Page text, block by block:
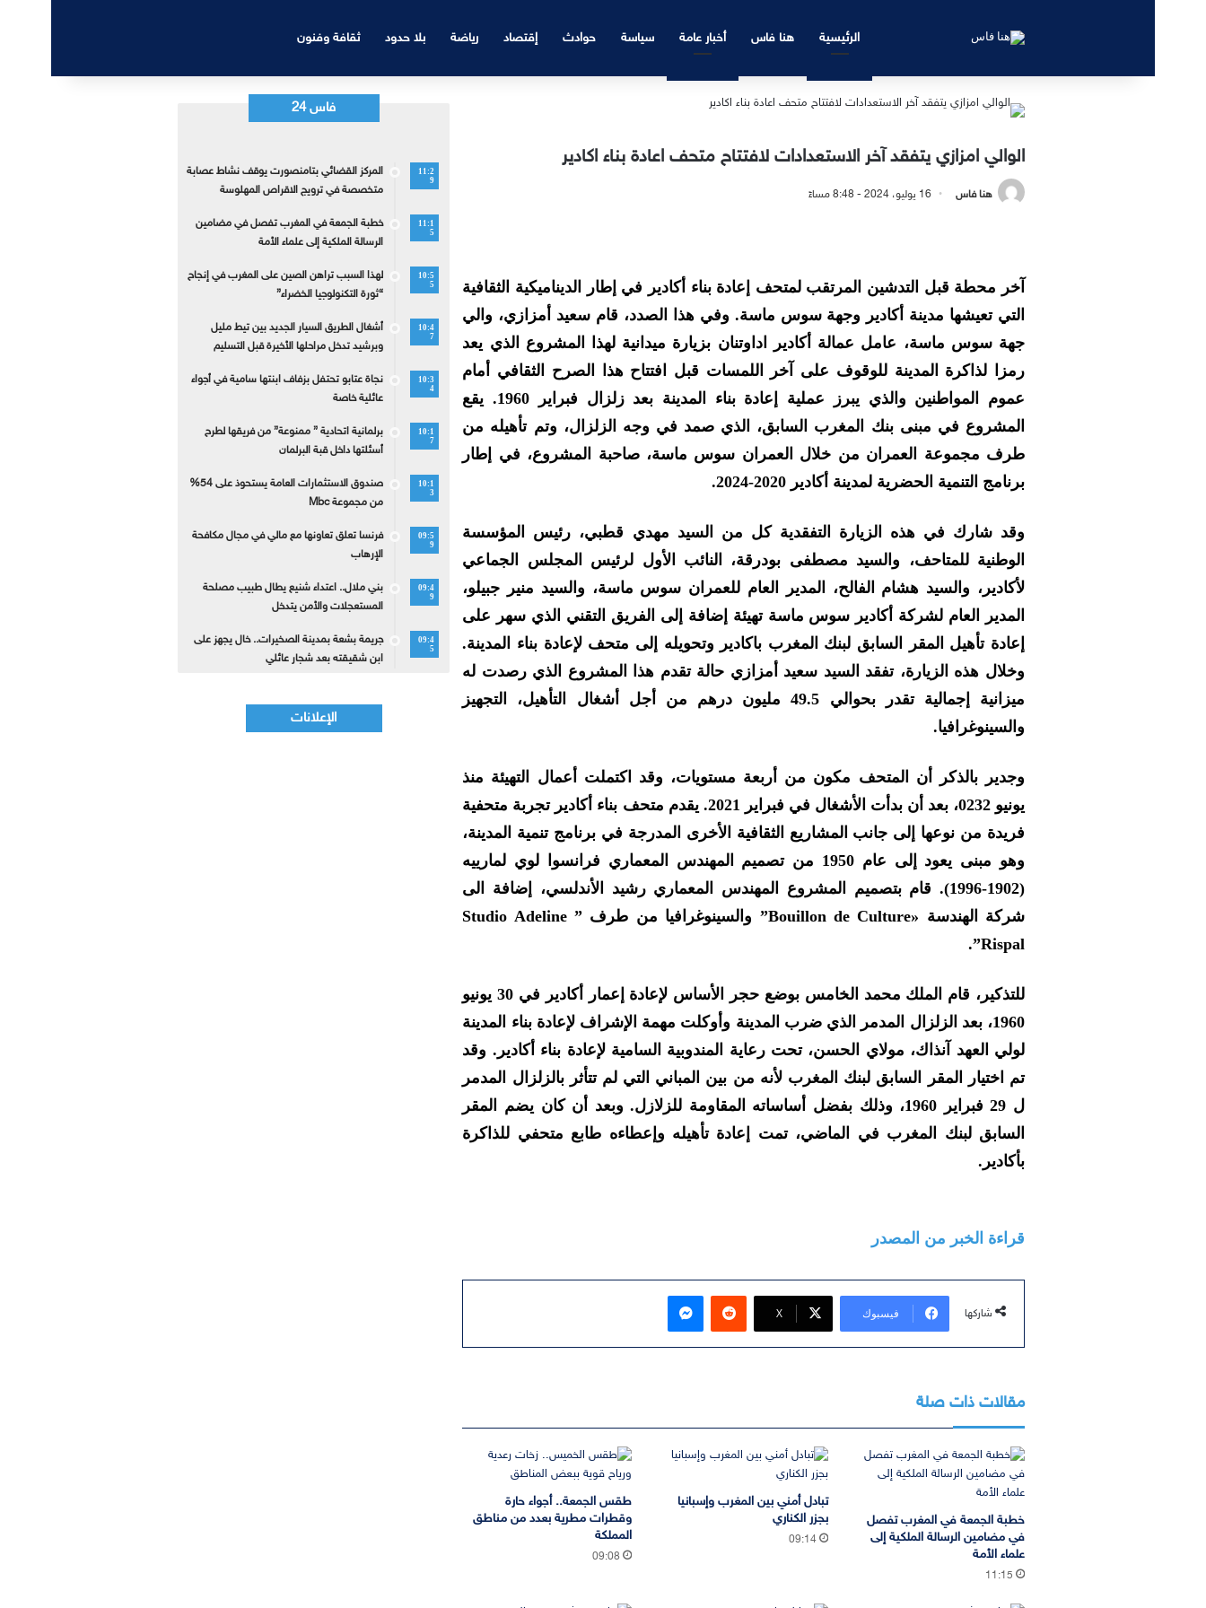
الرئيسية هنا فاس أخبار عامة سياسة حوادث إقتصاد رياضة بلا حدود ثقافة وفنون
الوالي امزازي يتفقد آخر الاستعدادات لافتتاح متحف اعادة بناء اكادير
هنا فاس 16 يوليو، 2024 - 8:48 مساءً
آخر محطة قبل التدشين المرتقب لمتحف إعادة بناء أكادير في إطار الديناميكية الثقافية
التي تعيشها مدينة أكادير وجهة سوس ماسة. وفي هذا الصدد، قام سعيد أمزازي، والي
جهة سوس ماسة، عامل عمالة أكادير اداوتنان بزيارة ميدانية لهذا المشروع الذي يعد
رمزا لذاكرة المدينة للوقوف على آخر اللمسات قبل افتتاح هذا الصرح الثقافي أمام
عموم المواطنين والذي يبرز عملية إعادة بناء المدينة بعد زلزال فبراير 1960. يقع
المشروع في مبنى بنك المغرب السابق، الذي صمد في وجه الزلزال، وتم تأهيله من
طرف مجموعة العمران من خلال العمران سوس ماسة، صاحبة المشروع، في إطار
برنامج التنمية الحضرية لمدينة أكادير 2020-2024.
وقد شارك في هذه الزيارة التفقدية كل من السيد مهدي قطبي، رئيس المؤسسة
الوطنية للمتاحف، والسيد مصطفى بودرقة، النائب الأول لرئيس المجلس الجماعي
لأكادير، والسيد هشام الفالح، المدير العام للعمران سوس ماسة، والسيد منير جبيلو،
المدير العام لشركة أكادير سوس ماسة تهيئة إضافة إلى الفريق التقني الذي سهر على
إعادة تأهيل المقر السابق لبنك المغرب باكادير وتحويله إلى متحف لإعادة بناء المدينة.
وخلال هذه الزيارة، تفقد السيد سعيد أمزازي حالة تقدم هذا المشروع الذي رصدت له
ميزانية إجمالية تقدر بحوالي 49.5 مليون درهم من أجل أشغال التأهيل، التجهيز
والسينوغرافيا.
وجدير بالذكر أن المتحف مكون من أربعة مستويات، وقد اكتملت أعمال التهيئة منذ
يونيو 0232، بعد أن بدأت الأشغال في فبراير 2021. يقدم متحف بناء أكادير تجربة متحفية
فريدة من نوعها إلى جانب المشاريع الثقافية الأخرى المدرجة في برنامج تنمية المدينة،
وهو مبنى يعود إلى عام 1950 من تصميم المهندس المعماري فرانسوا لوي لمارييه
(1902-1996). قام بتصميم المشروع المهندس المعماري رشيد الأندلسي، إضافة الى
شركة الهندسة «Bouillon de Culture” والسينوغرافيا من طرف ” Studio Adeline
Rispal”.
للتذكير، قام الملك محمد الخامس بوضع حجر الأساس لإعادة إعمار أكادير في 30 يونيو
1960، بعد الزلزال المدمر الذي ضرب المدينة وأوكلت مهمة الإشراف لإعادة بناء المدينة
لولي العهد آنذاك، مولاي الحسن، تحت رعاية المندوبية السامية لإعادة بناء أكادير. وقد
تم اختيار المقر السابق لبنك المغرب لأنه من بين المباني التي لم تتأثر بالزلزال المدمر
ل 29 فبراير 1960، وذلك بفضل أساساته المقاومة للزلازل. وبعد أن كان يضم المقر
السابق لبنك المغرب في الماضي، تمت إعادة تأهيله وإعطاءه طابع متحفي للذاكرة
بأكادير.
قراءة الخبر من المصدر
شاركها فيسبوك ‫X
ماسنجر
مقالات ذات صلة
خطبة الجمعة في المغرب تفصل
في مضامين الرسالة الملكية إلى
علماء الأمة
11:15
تبادل أمني بين المغرب وإسبانيا
بجزر الكناري
09:14
طقس الجمعة.. أجواء حارة
وقطرات مطرية بعدد من مناطق
المملكة
09:08
فاس 24
11:2
9
المركز القضائي بتامنصورت يوقف نشاط عصابة
متخصصة في ترويج الاقراص المهلوسة
11:1
5
خطبة الجمعة في المغرب تفصل في مضامين
الرسالة الملكية إلى علماء الأمة
10:5
5
لهذا السبب تراهن الصين على المغرب في إنجاح
“ثورة التكنولوجيا الخضراء”
10:4
7
أشغال الطريق السيار الجديد بين تيط مليل
وبرشيد تدخل مراحلها الأخيرة قبل التسليم
10:3
4
نجاة عتابو تحتفل بزفاف ابنتها سامية في أجواء
عائلية خاصة
10:1
7
برلمانية اتحادية ” ممنوعة” من فريقها لطرح
أسئلتها داخل قبة البرلمان
10:1
3
صندوق الاستثمارات العامة يستحوذ على 54%
من مجموعة Mbc
09:5
9
فرنسا تعلق تعاونها مع مالي في مجال مكافحة
الإرهاب
09:4
9
بني ملال.. اعتداء شنيع يطال طبيب مصلحة
المستعجلات والأمن يتدخل
09:4
5
جريمة بشعة بمدينة الصخيرات.. خال يجهز على
ابن شقيقته بعد شجار عائلي
الإعلانات